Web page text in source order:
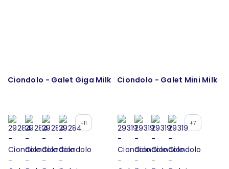
Ciondolo - Galet Giga Milk
+11
Ciondolo - Galet Mini Milk
+7